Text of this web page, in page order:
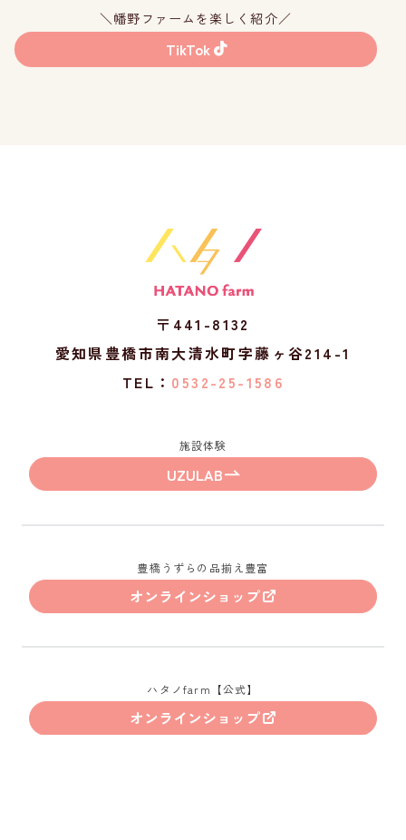
＼幡野ファームを楽しく紹介／
TikTok
〒441-8132
愛知県豊橋市南大清水町字藤ヶ谷214-1
TEL： 0532-25-1586
施設体験
UZULAB
豊橋うずらの品揃え豊富
オンラインショップ
ハタノfarm【公式】
オンラインショップ